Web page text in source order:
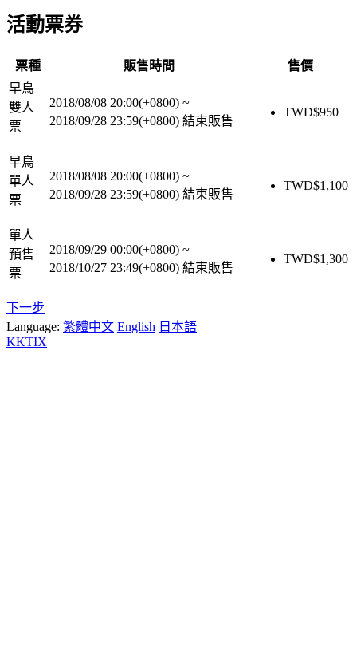
活動票券
票種 販售時間
售價
早鳥
雙人
票
2018/08/08 20:00(+0800) ~
2018/09/28 23:59(+0800) 結束販售
TWD$950
早鳥
單人
票
2018/08/08 20:00(+0800) ~
2018/09/28 23:59(+0800) 結束販售
TWD$1,100
單人
預售
票
2018/09/29 00:00(+0800) ~
2018/10/27 23:49(+0800) 結束販售
TWD$1,300
下一步
Language: 繁體中文 English 日本語
KKTIX